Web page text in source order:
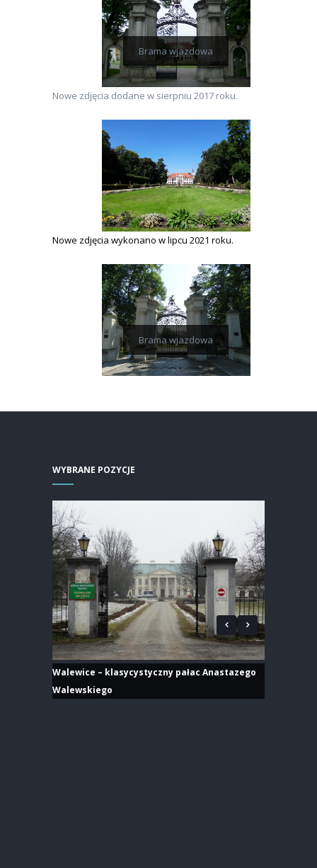
Brama wjazdowa
Nowe zdjęcia dodane w sierpniu 2017 roku.
Nowe zdjęcia wykonano w lipcu 2021 roku.
Brama wjazdowa
WYBRANE POZYCJE
Walewice – klasycystyczny pałac Anastazego
Walewskiego